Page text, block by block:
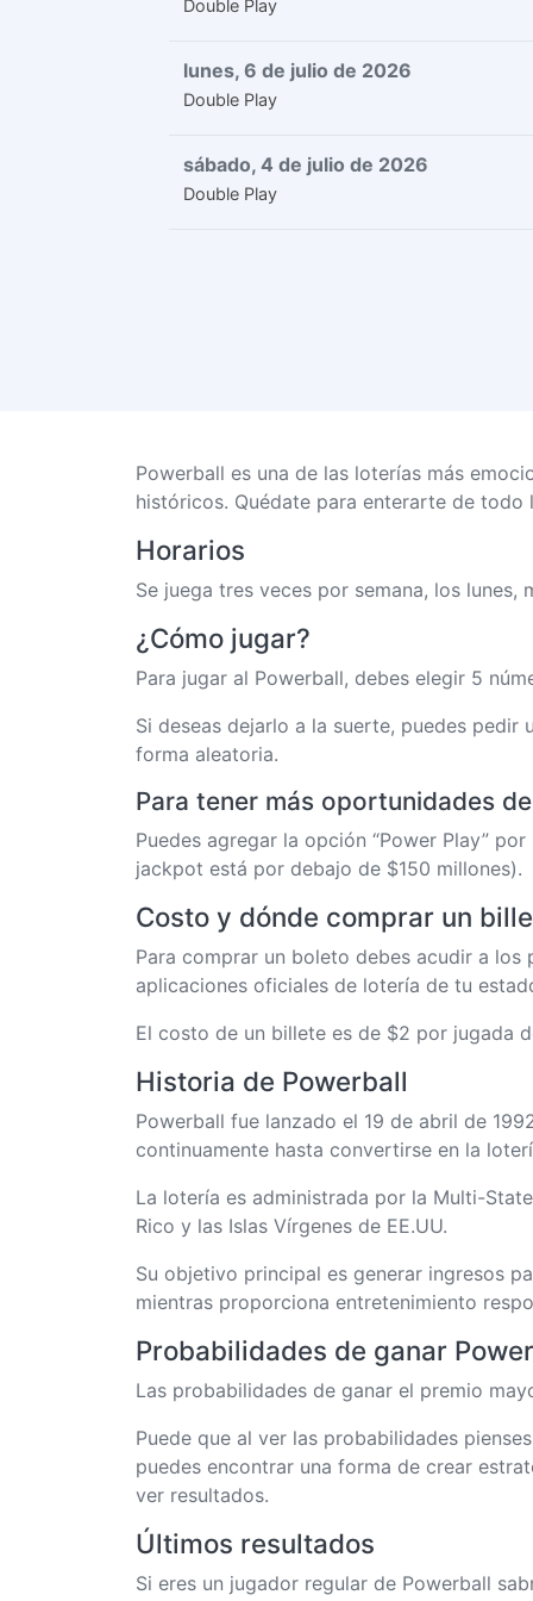
Double Play
lunes, 6 de julio de 2026
Double Play
sábado, 4 de julio de 2026
Double Play
Powerball es una de las loterías más
históricos. Quédate para enterarte de
Horarios
Se juega tres veces por semana, los
¿Cómo jugar?
Para jugar al Powerball, debes elegir 5
Si deseas dejarlo a la suerte, puedes pedir
forma aleatoria.
Para tener más oportunidades
Puedes agregar la opción “Power Play”
jackpot está por debajo de $150 millones).
Costo y dónde comprar un
Para comprar un boleto debes acudir a
aplicaciones oficiales de lotería de tu
El costo de un billete es de $2 por jugada
Historia de Powerball
Powerball fue lanzado el 19 de abril de
continuamente hasta convertirse en la
La lotería es administrada por la Multi-
Rico y las Islas Vírgenes de EE.UU.
Su objetivo principal es generar ingresos
mientras proporciona entretenimiento
Probabilidades de ganar
Las probabilidades de ganar el premio
Puede que al ver las probabilidades
puedes encontrar una forma de crear
ver resultados.
Últimos resultados
Si eres un jugador regular de Powerball